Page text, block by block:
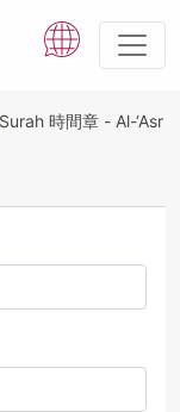
Surah 時間章 - Al-‘Asr